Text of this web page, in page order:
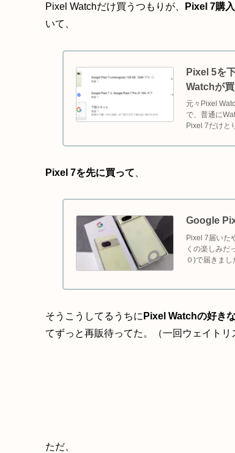
Pixel Watchだけ買うつもりが、 Pixel 7購
いて、
Pixel 5を
Watchが
元々Pixel
で、普通に
Pixel 7だけと
Pixel 7を先に買って
Google
Pixel 7届いた
くの楽しみだ
０)で届きま
そうこうしてるうちに Pixel Watchの好き
てずっと再販待ってた。（一回ウェイト
ただ、